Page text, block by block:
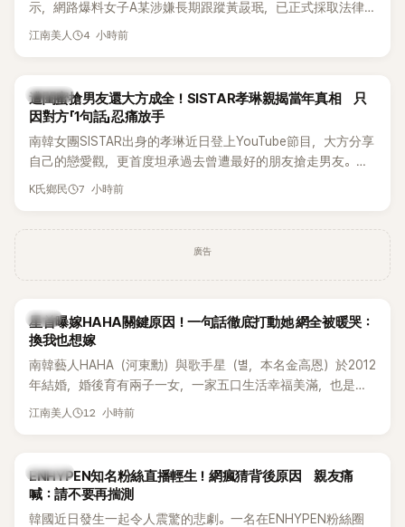
示，網路爆料女子A某涉嫌長期跟蹤黃晸珉，已正式採取法律
行動。不過，A並未停止發聲，持續透過社群平台公開爆料，反
的錄音內容，而A也首度承認自己過去曾是SHINee、NCT等偶
像團體的「站姐」，事件持續延燒。
江南美人 4 小時前
K-POP
遭閨蜜搶男友還大方成全！SISTAR孝琳親揭當年真相 只
因對方「1句話」忍痛放手
南韓女團SISTAR出身的孝琳近日登上YouTube節目，大方分享
自己的戀愛觀，更首度坦承過去曾遭最好的朋友搶走男友。她
表示，當時選擇瀟灑放手，但如果同樣的事情現在再發生，「我
K氏鄉民 7 小時前
廣告
韓星
星首曝嫁HAHA關鍵原因！一句話徹底打動她 網全被暖哭：
換我也想嫁
南韓藝人HAHA（河東勳）與歌手星（별，本名金高恩）於2012
年結婚，婚後育有兩子一女，一家五口生活幸福美滿，也是韓
國演藝圈公認的模範夫妻。近日，星首度公開當年決定嫁給
江南美人 12 小時前
K-POP
ENHYPEN知名粉絲直播輕生！網瘋猜背後原因 親友痛
喊：請不要再揣測
韓國近日發生一起令人震驚的悲劇。一名在ENHYPEN粉絲圈